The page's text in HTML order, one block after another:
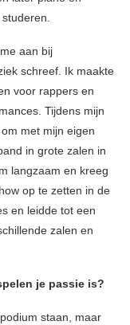
aan bij
schreef. Ik maakte
voor rappers en
Tijdens mijn
met mijn eigen
in grote zalen in
langzaam en kreeg
op te zetten in de
en leidde tot een
zalen en
je passie is?
staan, maar